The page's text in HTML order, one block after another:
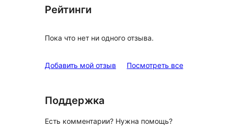
Рейтинги
Пока что нет ни одного отзыва.
Добавить мой отзыв Посмотреть всеотзывы
Поддержка
Есть комментарии? Нужна помощь?